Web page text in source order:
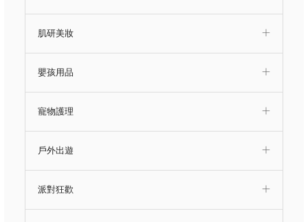
肌研美妝
嬰孩用品
寵物護理
戶外出遊
派對狂歡